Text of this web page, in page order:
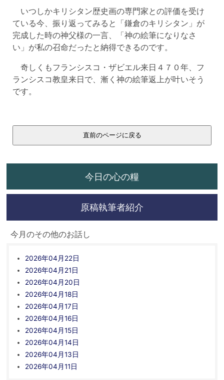
いつしかキリシタン歴史画の専門家との評価を受け
ている今、振り返ってみると「鎌倉のキリシタン」が
完成した時の神父様の一言、「神の絵筆になりなさ
い」が私の召命だったと納得できるのです。
奇しくもフランシスコ・ザビエル来日４７０年、フ
ランシスコ教皇来日で、漸く神の絵筆返上が叶いそう
です。
今日の心の糧
原稿執筆者紹介
今月のその他のお話し
2026年04月22日
2026年04月21日
2026年04月20日
2026年04月18日
2026年04月17日
2026年04月16日
2026年04月15日
2026年04月14日
2026年04月13日
2026年04月11日